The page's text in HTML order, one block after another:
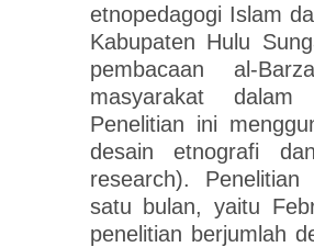
etnopedagogi Islam
Kabupaten Hulu
pembacaan al-
masyarakat
Penelitian ini
desain etnografi
research).
satu bulan, yaitu
penelitian berjumlah